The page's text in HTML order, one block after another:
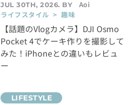
JUL 30TH, 2026. BY
Aoi
ライフスタイル > 趣味
【話題のVlogカメラ】DJI Osmo
Pocket 4でケーキ作りを撮影して
みた！iPhoneとの違いもレビュ
ー